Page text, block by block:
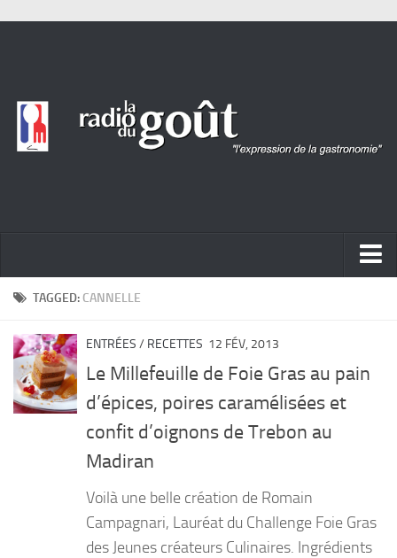
ACTUALITÉ
PORTRAITS
LIVRES
Entrées
Desserts
TAGGED: CANNELLE
ENTRÉES / RECETTES 12 FÉV, 2013
Le Millefeuille de Foie Gras au pain
d’épices, poires caramélisées et
confit d’oignons de Trebon au
Madiran
Voilà une belle création de Romain
Campagnari, Lauréat du Challenge Foie Gras
des Jeunes créateurs Culinaires. Ingrédients